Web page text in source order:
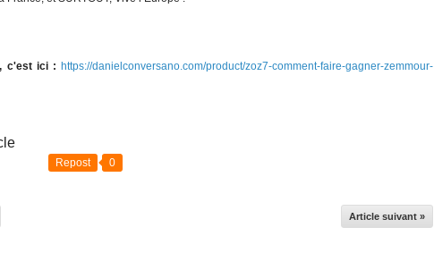
c'est ici : https://danielconversano.com/product/zoz7-comment-faire-gagner-zemmour-
Repost 0
Article suivant »